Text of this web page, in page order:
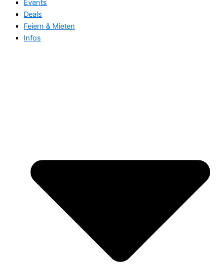
Events
Deals
Feiern & Mieten
Infos